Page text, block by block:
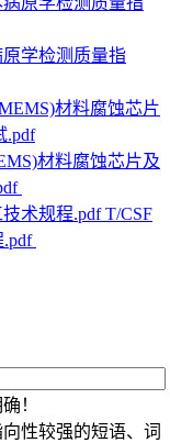
原学检测质量指
材料腐蚀芯片及
T/CSF
.pdf
！
性较强的短语、词